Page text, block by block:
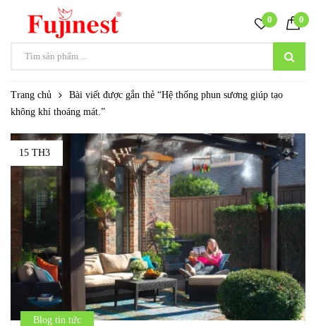
0 0
Trang chủ
Bài viết được gắn thẻ “Hệ thống phun sương giúp tạo
không khí thoáng mát.”
15 TH3
Blog tin tức